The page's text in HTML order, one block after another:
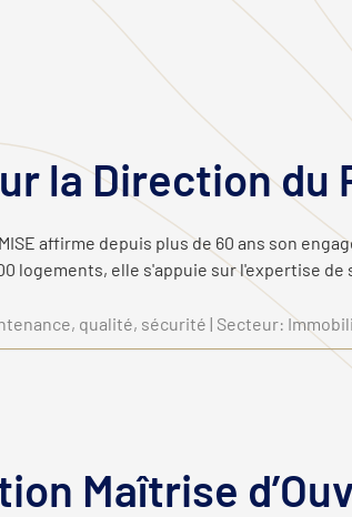
la Direction du
affirme depuis plus de 60 ans son
logements, elle s'appuie sur l'expertise de
qualité, sécurité | Secteur:
Maîtrise